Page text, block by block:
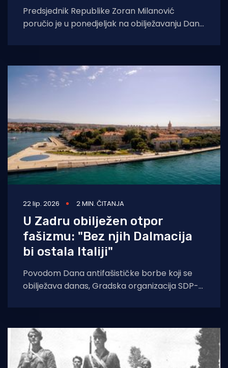
Predsjednik Republike Zoran Milanović
poručio je u ponedjeljak na obilježavanju Dana
antifašistički pokret neodvojiv
22 lip. 2026 2 MIN. ČITANJA
U Zadru obilježen otpor
fašizmu: "Bez njih Dalmacija
bi ostala Italiji"
Povodom Dana antifašističke borbe koji se
obilježava danas, Gradska organizacija SDP-a
Zadarske županije